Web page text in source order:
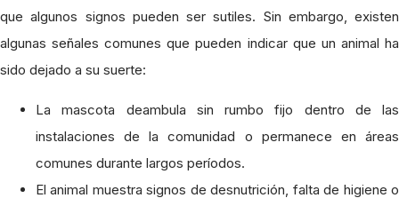
que algunos signos pueden ser sutiles. Sin embargo, existen
algunas señales comunes que pueden indicar que un animal ha
sido dejado a su suerte:
La mascota deambula sin rumbo fijo dentro de las
instalaciones de la comunidad o permanece en áreas
comunes durante largos períodos.
El animal muestra signos de desnutrición, falta de higiene o